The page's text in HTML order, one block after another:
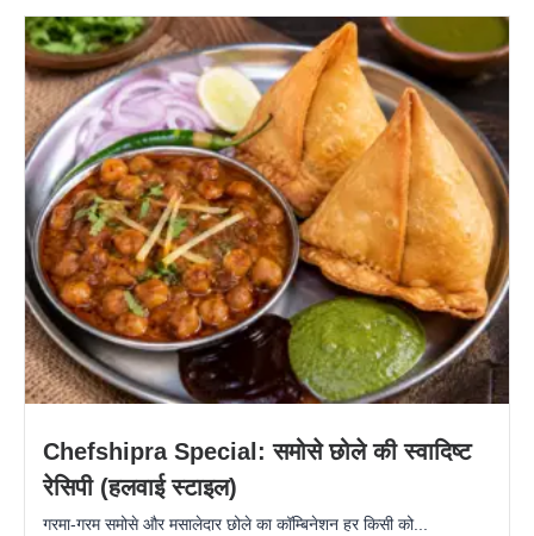
Chefshipra Special: समोसे छोले की स्वादिष्ट
रेसिपी (हलवाई स्टाइल)
गरमा-गरम समोसे और मसालेदार छोले का कॉम्बिनेशन हर किसी को...